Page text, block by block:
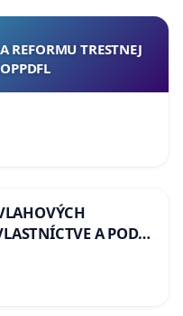
REFORMU TRESTNEJ
A POD
& žiadosť
závlahových a